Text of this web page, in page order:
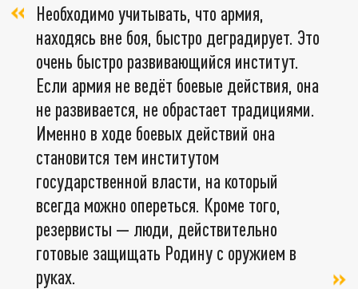
Необходимо учитывать, что армия,
находясь вне боя, быстро деградирует. Это
очень быстро развивающийся институт.
Если армия не ведёт боевые действия, она
не развивается, не обрастает традициями.
Именно в ходе боевых действий она
становится тем институтом
государственной власти, на который
всегда можно опереться. Кроме того,
резервисты — люди, действительно
готовые защищать Родину с оружием в
руках.